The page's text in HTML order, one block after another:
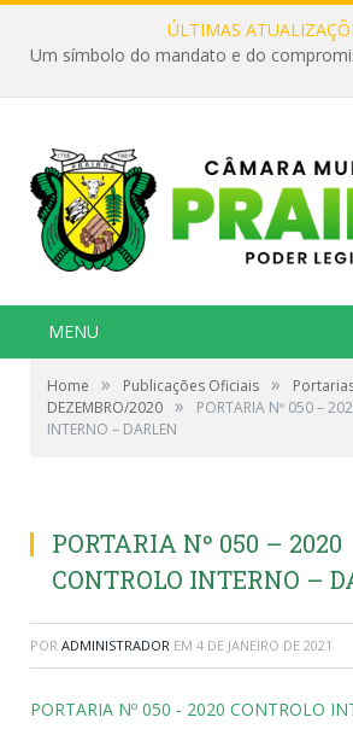
ÚLTIMAS
MENU
Home » Publicações Oficiais »
DEZEMBRO/2020 »
PORTARIA Nº 050 –
INTERNO – DARLEN
PORTARIA Nº 050 – 2020
CONTROLO INTERNO –
POR ADMINISTRADOR EM 4 DE JANEIRO DE 2021
PORTARIA Nº 050 - 2020 CONTROLO